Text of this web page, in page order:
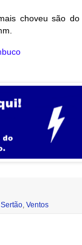
choveu são
Sertão Ventos